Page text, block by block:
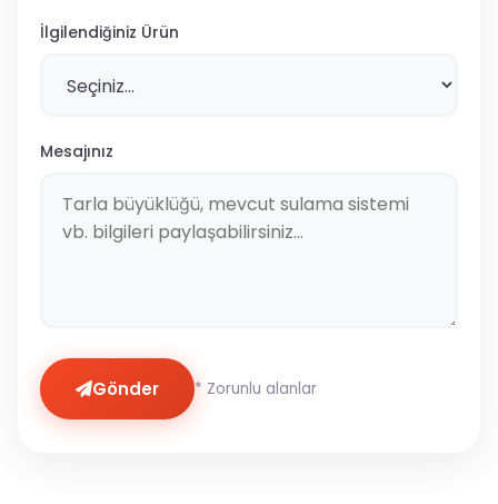
İlgilendiğiniz Ürün
Mesajınız
Gönder * Zorunlu alanlar